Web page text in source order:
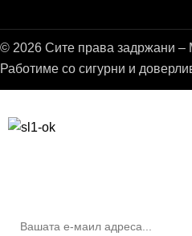
© 2026 Сите права задржани
Работиме со сигурни и